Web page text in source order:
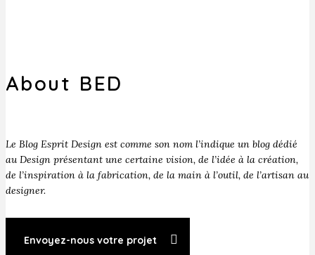
About BED
Le Blog Esprit Design est comme son nom l’indique un blog dédié
au Design présentant une certaine vision, de l’idée à la création,
de l’inspiration à la fabrication, de la main à l’outil, de l’artisan au
designer.
Envoyez-nous votre projet